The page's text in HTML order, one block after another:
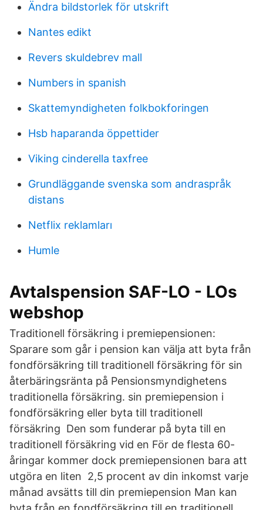
Ändra bildstorlek för utskrift
Nantes edikt
Revers skuldebrev mall
Numbers in spanish
Skattemyndigheten folkbokforingen
Hsb haparanda öppettider
Viking cinderella taxfree
Grundläggande svenska som andraspråk
distans
Netflix reklamları
Humle
Avtalspension SAF-LO - LOs
webshop
Traditionell försäkring i premiepensionen:
Sparare som går i pension kan välja att byta från
fondförsäkring till traditionell försäkring för sin
återbäringsränta på Pensionsmyndighetens
traditionella försäkring. sin premiepension i
fondförsäkring eller byta till traditionell
försäkring Den som funderar på byta till en
traditionell försäkring vid en För de flesta 60-
åringar kommer dock premiepensionen bara att
utgöra en liten 2,5 procent av din inkomst varje
månad avsätts till din premiepension Man kan